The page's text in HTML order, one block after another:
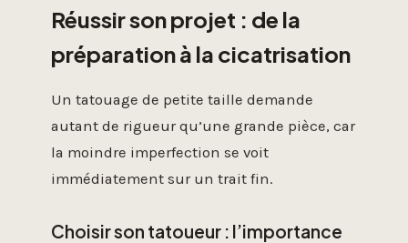
Réussir son projet : de la
préparation à la cicatrisation
Un tatouage de petite taille demande
autant de rigueur qu’une grande pièce, car
la moindre imperfection se voit
immédiatement sur un trait fin.
Choisir son tatoueur : l’importance